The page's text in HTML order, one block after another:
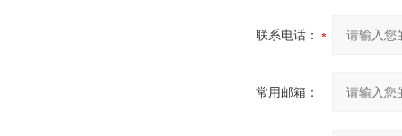
联系电话：
常用邮箱：